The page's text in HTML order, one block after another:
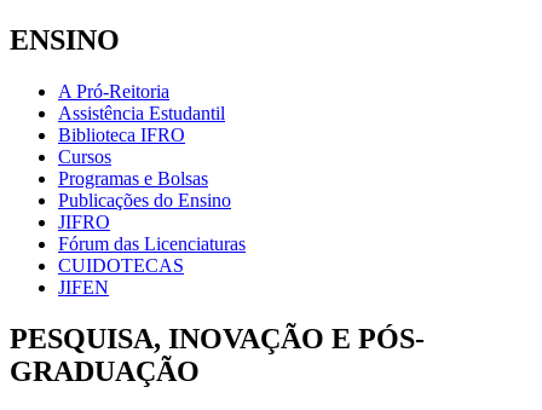
ENSINO
A Pró-Reitoria
Assistência Estudantil
Biblioteca IFRO
Cursos
Programas e Bolsas
Publicações do Ensino
JIFRO
Fórum das Licenciaturas
CUIDOTECAS
JIFEN
PESQUISA, INOVAÇÃO E PÓS-
GRADUAÇÃO